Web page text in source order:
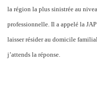
la région la plus sinistrée au
professionnelle. Il a appelé la
laisser résider au domicile
j’attends la réponse.